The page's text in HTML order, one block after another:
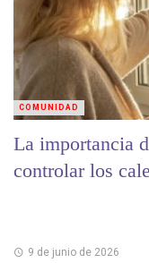
La importancia
controlar los
9 de junio de 2026
COMUNIDAD